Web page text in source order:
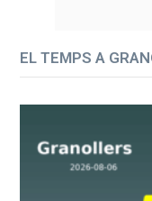
EL TEMPS A